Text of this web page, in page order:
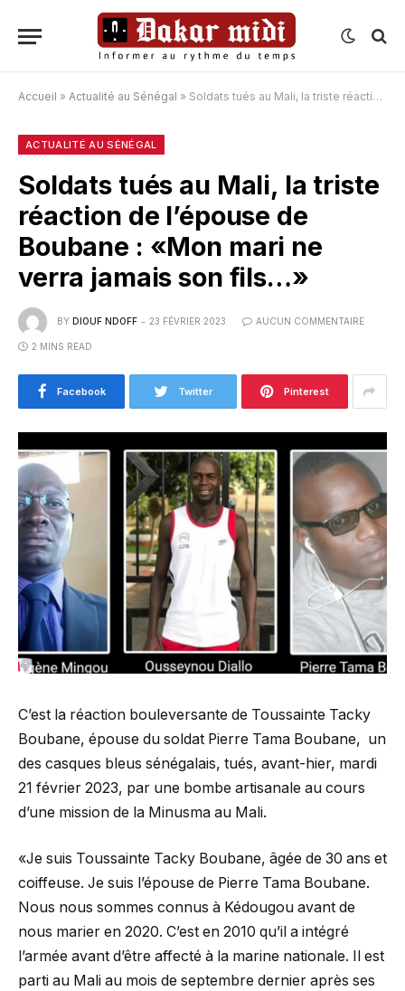
Accueil » Actualité au Sénégal » Soldats tués au Mali, la triste réaction de l’épouse de Boubane : «Mon mari ne verra jamais son fils…»
ACTUALITÉ AU SÉNÉGAL
Soldats tués au Mali, la triste
réaction de l’épouse de
Boubane : «Mon mari ne
verra jamais son fils…»
BY DIOUF NDOFF 23 FÉVRIER 2023 AUCUN COMMENTAIRE
2 MINS READ
Facebook Twitter Pinterest
C’est la réaction bouleversante de Toussainte Tacky
Boubane, épouse du soldat Pierre Tama Boubane, un
des casques bleus sénégalais, tués, avant-hier, mardi
21 février 2023, par une bombe artisanale au cours
d’une mission de la Minusma au Mali.
«Je suis Toussainte Tacky Boubane, âgée de 30 ans et
coiffeuse. Je suis l’épouse de Pierre Tama Boubane.
Nous nous sommes connus à Kédougou avant de
nous marier en 2020. C’est en 2010 qu’il a intégré
l’armée avant d’être affecté à la marine nationale. Il est
parti au Mali au mois de septembre dernier après ses